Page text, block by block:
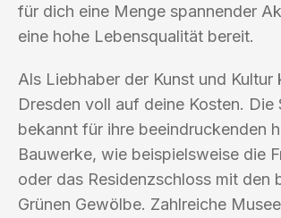
für dich eine Menge spannender
eine hohe Lebensqualität bereit.
Als Liebhaber der Kunst und Kultur
Dresden voll auf deine Kosten. Die
bekannt für ihre beeindruckenden
Bauwerke, wie beispielsweise die
oder das Residenzschloss mit den
Grünen Gewölbe. Zahlreiche